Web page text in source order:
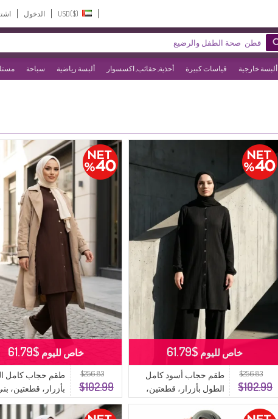
الدخول
ألبسة خارجية قياسات كبيرة أحذية, حقائب, اكسسوار ألبسة رياضية سباحة
$256.83
$102.99
طقم حجاب أسود كامل
الطول بأزرار، قطعتين،
2232-05
خاص لليوم $61.79
$256.83
$102.99
طقم حجاب كامل
بأزرار، قطعتين،
اللون، 2232-04
خاص لليوم $61.79